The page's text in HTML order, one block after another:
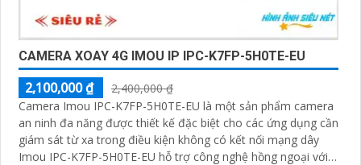
CAMERA XOAY 4G IMOU IP IPC-K7FP-5H0TE-EU
2,100,000 ₫
2,400,000 ₫
Camera Imou IPC-K7FP-5H0TE-EU là một sản phẩm camera
an ninh đa năng được thiết kế đặc biệt cho các ứng dụng cần
giám sát từ xa trong điều kiện không có kết nối mạng dây
Imou IPC-K7FP-5H0TE-EU hỗ trợ công nghệ hồng ngoại với